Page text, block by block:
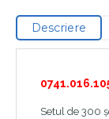
Descriere
Setul de 300